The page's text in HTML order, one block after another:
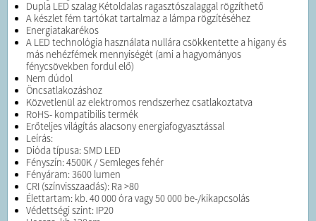
Dupla LED szalag Kétoldalas ragasztószalaggal rögzíthető
A készlet fém tartókat tartalmaz a lámpa rögzítéséhez
Energiatakarékos
A LED technológia használata nullára csökkentette a higany és
más nehézfémek mennyiségét (ami a hagyományos
fénycsövekben fordul elő)
Nem dúdol
Öncsatlakozáshoz
Közvetlenül az elektromos rendszerhez csatlakoztatva
RoHS- kompatibilis termék
Erőteljes világítás alacsony energiafogyasztással
Leírás:
Dióda típusa: SMD LED
Fényszín: 4500K / Semleges fehér
Fényáram: 3600 lumen
CRI (színvisszaadás): Ra >80
Élettartam: kb. 40 000 óra vagy 50 000 be-/kikapcsolás
Védettségi szint: IP20